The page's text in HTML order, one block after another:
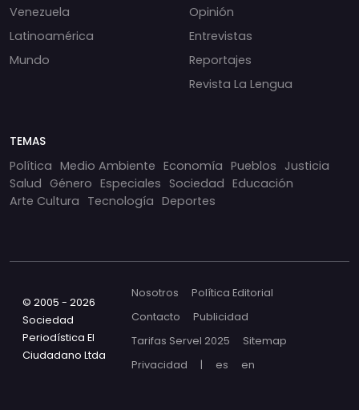
Venezuela
Latinoamérica
Mundo
Opinión
Entrevistas
Reportajes
Revista La Lengua
TEMAS
Política Medio Ambiente Economía Pueblos Justicia
Salud Género Especiales Sociedad Educación
Arte Cultura Tecnología Deportes
© 2005 - 2026
Sociedad
Periodística El
Ciudadano Ltda
Nosotros
Política Editorial
Contacto
Publicidad
Tarifas Servel 2025
Sitemap
Privacidad
| es en